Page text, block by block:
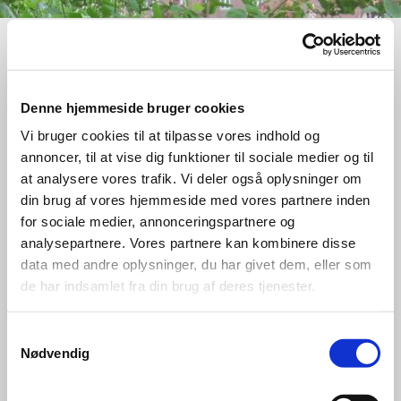
Denne hjemmeside bruger cookies
Vi bruger cookies til at tilpasse vores indhold og
annoncer, til at vise dig funktioner til sociale medier og til
at analysere vores trafik. Vi deler også oplysninger om
din brug af vores hjemmeside med vores partnere inden
for sociale medier, annonceringspartnere og
analysepartnere. Vores partnere kan kombinere disse
data med andre oplysninger, du har givet dem, eller som
de har indsamlet fra din brug af deres tjenester.
Nødvendig
Pædagogisk tilsynsrapport
2025
Pædagogisk tilsynsrapport 2025
Pædagogisk tilsynsrapport
2023
Pædagogisk tilsynsrapport 2023